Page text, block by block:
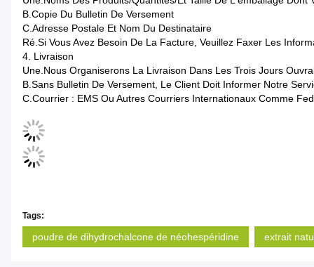
B.Copie Du Bulletin De Versement
C.Adresse Postale Et Nom Du Destinataire
Ré.Si Vous Avez Besoin De La Facture, Veuillez Faxer Les
4. Livraison
Une.Nous Organiserons La Livraison Dans Les Trois Jours
B.Sans Bulletin De Versement, Le Client Doit Informer Notre
C.Courrier : EMS Ou Autres Courriers Internationaux Comme
Tags:
poudre de dihydrochalcone de néohespéridine extrait